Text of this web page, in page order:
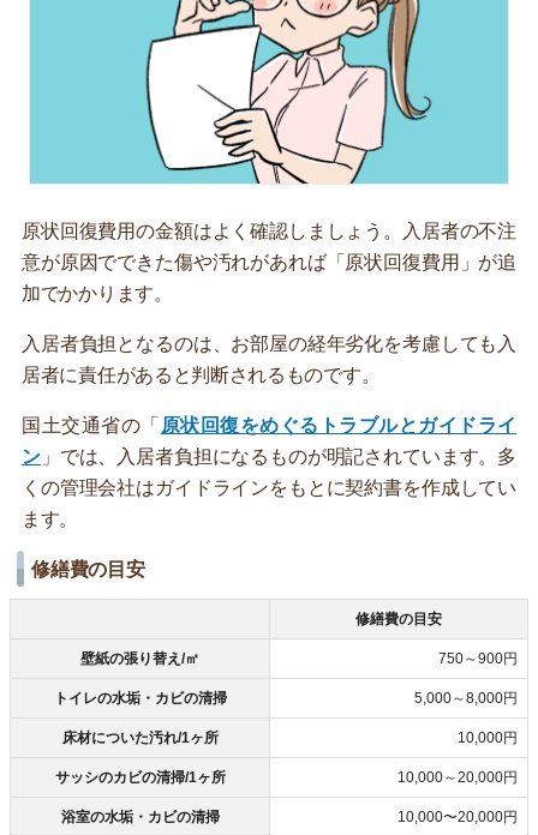
原状回復費用の金額はよく確認しましょう。入居者の不注
意が原因でできた傷や汚れがあれば「原状回復費用」が追
加でかかります。
入居者負担となるのは、お部屋の経年劣化を考慮しても入
居者に責任があると判断されるものです。
国土交通省の「 原状回復をめぐるトラブルとガイドライ
ン」では、入居者負担になるものが明記されています。多
くの管理会社はガイドラインをもとに契約書を作成してい
ます。
修繕費の目安
修繕費の目安
壁紙の張り替え/㎡ 750～900円
トイレの水垢・カビの清掃 5,000～8,000円
床材についた汚れ/1ヶ所 10,000円
サッシのカビの清掃/1ヶ所 10,000～20,000円
浴室の水垢・カビの清掃 10,000〜20,000円